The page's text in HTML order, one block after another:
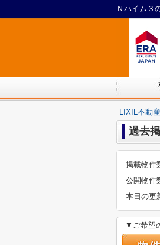
Ｎハイム３
LIXIL不動
過去
掲載物件
公開物件
本日の更
▼ご希望